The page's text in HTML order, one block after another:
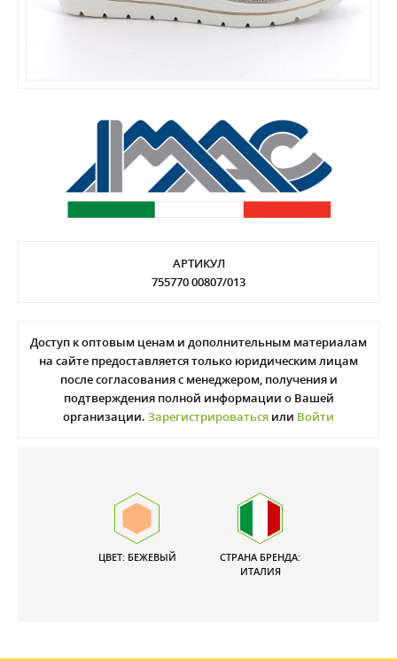
АРТИКУЛ
755770 00807/013
Доступ к оптовым ценам и дополнительным материалам
на сайте предоставляется только юридическим лицам
после согласования с менеджером, получения и
подтверждения полной информации о Вашей
организации. Зарегистрироваться или Войти
ЦВЕТ: БЕЖЕВЫЙ
СТРАНА БРЕНДА:
ИТАЛИЯ